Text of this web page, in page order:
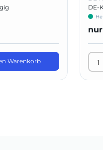
Warenkorb
DE-
nur